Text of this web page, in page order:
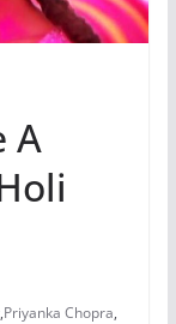
A
,Priyanka Chopra,